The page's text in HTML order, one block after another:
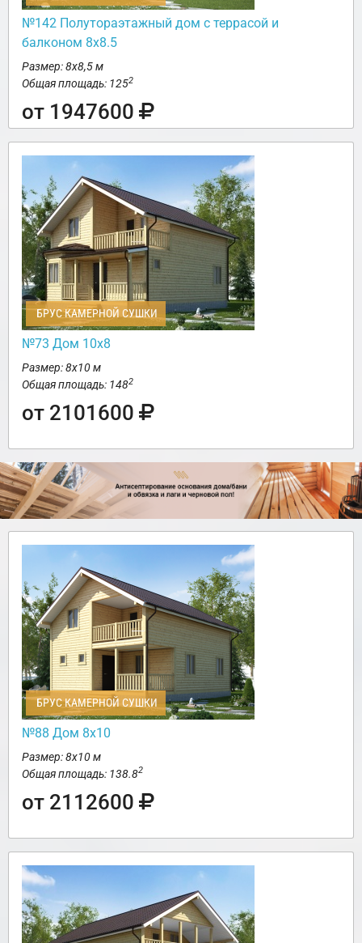
№142 Полутораэтажный дом с террасой и
балконом 8х8.5
Размер: 8х8,5 м
Общая площадь: 1252
от 1947600
БРУС КАМЕРНОЙ СУШКИ
№73 Дом 10х8
Размер: 8х10 м
Общая площадь: 1482
от 2101600
БРУС КАМЕРНОЙ СУШКИ
№88 Дом 8х10
Размер: 8х10 м
Общая площадь: 138.82
от 2112600